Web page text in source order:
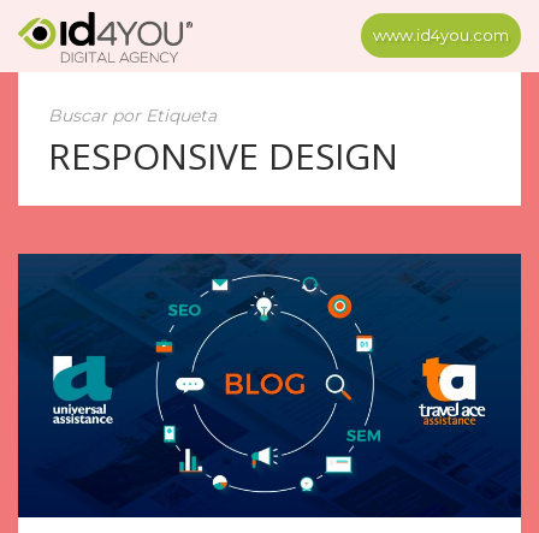
www.id4you.com
Buscar por Etiqueta
RESPONSIVE DESIGN